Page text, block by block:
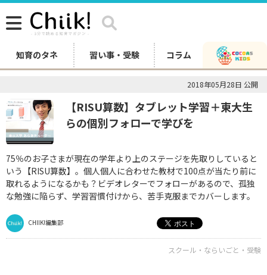
知育のタネ 習い事・受験 コラム
2018年05月28日 公開
【RISU算数】タブレット学習＋東大生
らの個別フォローで学びを
75％のお子さまが現在の学年より上のステージを先取りしていると
いう【RISU算数】。個人個人に合わせた教材で100点が当たり前に
取れるようになるかも？ビデオレターでフォローがあるので、孤独
な勉強に陥らず、学習習慣付けから、苦手克服までカバーします。
CHIIK!編集部
スクール・ならいごと・受験